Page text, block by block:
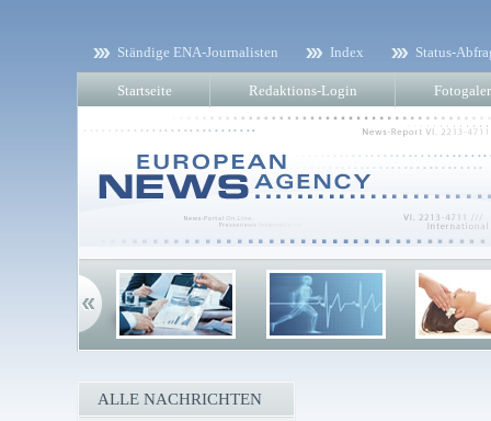
Ständige ENA-Journalisten Index Status-
Startseite Redaktions-Login
ALLE NACHRICHTEN